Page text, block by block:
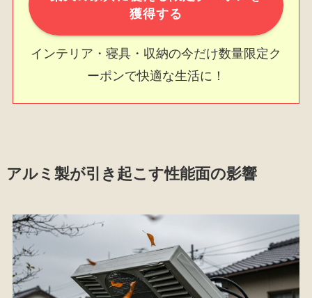
獲得する
インテリア・寝具・収納の今だけ数量限定ク
ーポンで快適な生活に！
アルミ製が引き起こす性能面の影響